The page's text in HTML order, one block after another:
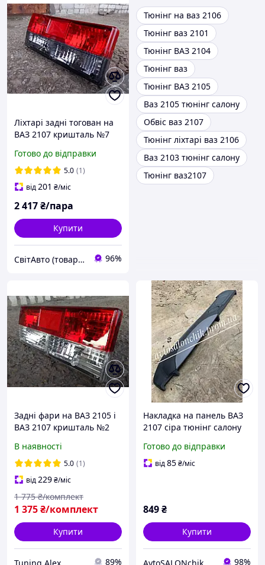
Ліхтарі задні тогован на
ВАЗ 2107 кришталь №7
Готово до відправки
5.0 (1)
від201 ₴/міс
2 417₴/пара
Купити
СвітАвто (товари для тюнінгу автомобілів ВАЗ) 96%
Тюнінг на ваз 2106
Тюнінг ваз 2101
Тюнінг ВАЗ 2104
Тюнінг ваз
Тюнінг ВАЗ 2105
Ваз 2105 тюнінг салону
Обвіс ваз 2107
Тюнінг ліхтарі ваз 2106
Ваз 2103 тюнінг салону
Тюнінг ваз2107
Задні фари на ВАЗ 2105 і
ВАЗ 2107 кришталь №2
патронах),тюнінг.
В наявності
5.0 (1)
від229₴/міс
1 375₴/комплект
1 775 ₴/комплект
Купити
Tuning Alex 89%
Накладка на панель ВАЗ
2107 сіра тюнінг салону
Готово до відправки
від85₴/міс
849₴
Купити
AvtoSALONchik 98%